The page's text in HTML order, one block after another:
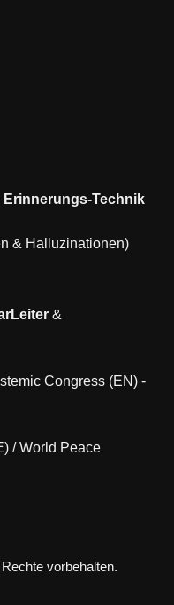
Erinnerungs-Technik
& Halluzinationen)
&
Congress (EN)-
/World Peace
vorbehalten.